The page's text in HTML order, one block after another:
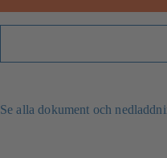
Se alla dokument och